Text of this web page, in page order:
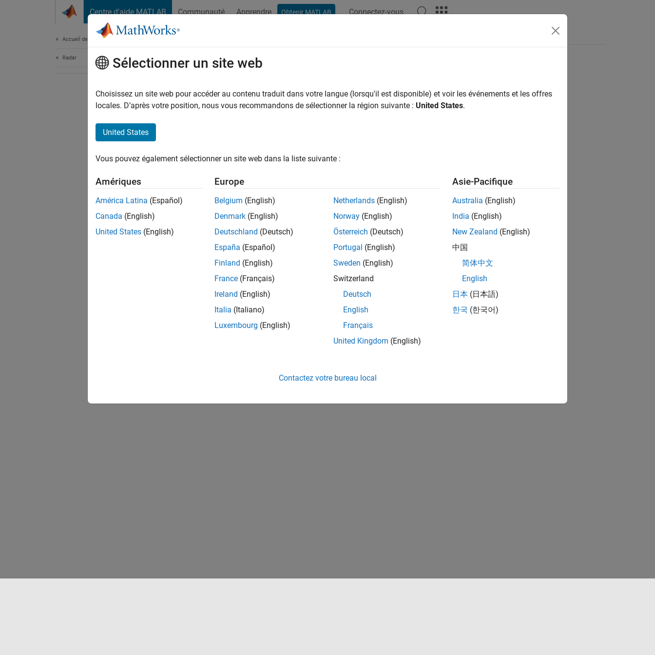
Centre d’aide MATLAB Communauté Apprendre Obtenir MATLAB Connectez-vous
Accueil de la documentation
Radar
How useful was this information?
Sélectionner un site web
Choisissez un site web pour accéder au contenu traduit dans votre langue (lorsqu'il est disponible) et voir les événements et les offres
locales. D’après votre position, nous vous recommandons de sélectionner la région suivante : United States.
United States
Vous pouvez également sélectionner un site web dans la liste suivante :
Amériques
América Latina (Español)
Canada (English)
United States (English)
Europe
Belgium (English)
Denmark (English)
Deutschland (Deutsch)
España (Español)
Finland (English)
France (Français)
Ireland (English)
Italia (Italiano)
Luxembourg (English)
Netherlands (English)
Norway (English)
Österreich (Deutsch)
Portugal (English)
Sweden (English)
Switzerland
Deutsch
English
Français
United Kingdom (English)
Asie-Pacifique
Australia (English)
India (English)
New Zealand (English)
中国
简体中文
English
日本 (日本語)
한국 (한국어)
Contactez votre bureau local